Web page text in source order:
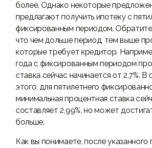
более. Однако некоторые
предлагают получить ипотеку с
фиксированным периодом.
что чем дольше период, тем выше
которые требует кредитор.
года с фиксированным периодом
ставка сейчас начинается от 2,7%. В
этого, для пятилетнего
минимальная процентная ставка
составляет 2,99%, но может
больше.
Как вы понимаете, после указанного